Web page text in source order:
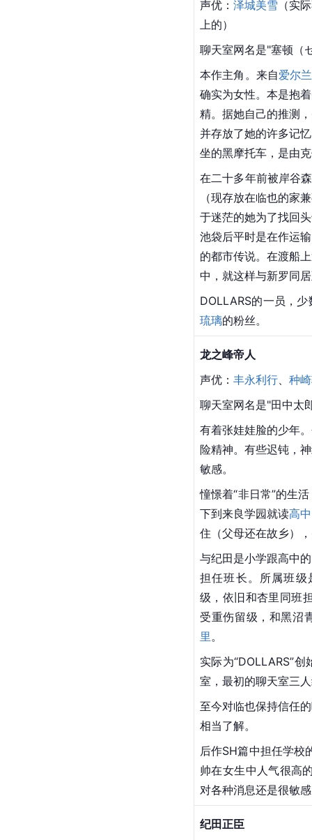
声优： 泽城美雪 （实
上的）
聊天室网名是"塞顿（
本作主角。来自爱尔兰
确实为女性。本是抱
精。据她自己的推测
并存放了她的许多记
坐的黑摩托车，是由
在二十多年前被岸谷
（现存放在临也的家
于迷茫的她为了找回
池袋后平时是在作运
的都市传说。在渡船
中，就这样与新罗同
DOLLARS的一员，
琉璃的粉丝。
龙之峰帝人
声优： 丰永利行、 种
聊天室网名是"田中太
有着张娃娃脸的少年
险精神。有些迟钝，
敏感。
憧憬着“非日常”的生
下到来良学园就读高中
住（父母还在故乡）
与纪田是小学跟高中
担任班长。所属班级
级，依旧和杏里同班
受重伤留级，和黑沼
里。
实际为“DOLLARS”
室，最初的聊天室三
至今对临也保持信任
相当了解。
后作SH篇中担任学校
帅在女生中人气很高
对各种消息还是很敏
纪田正臣